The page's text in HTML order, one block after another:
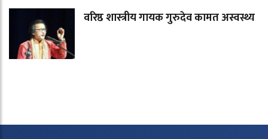
वरिष्ठ शास्त्रीय गायक गुरुदेव कामत अस्वस्थ्य